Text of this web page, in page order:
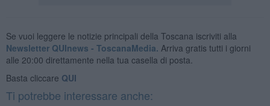
Se vuoi leggere le notizie principali della Toscana iscriviti alla
Newsletter QUInews - ToscanaMedia. Arriva gratis tutti i giorni
alle 20:00 direttamente nella tua casella di posta.
Basta cliccare QUI
Ti potrebbe interessare anche: